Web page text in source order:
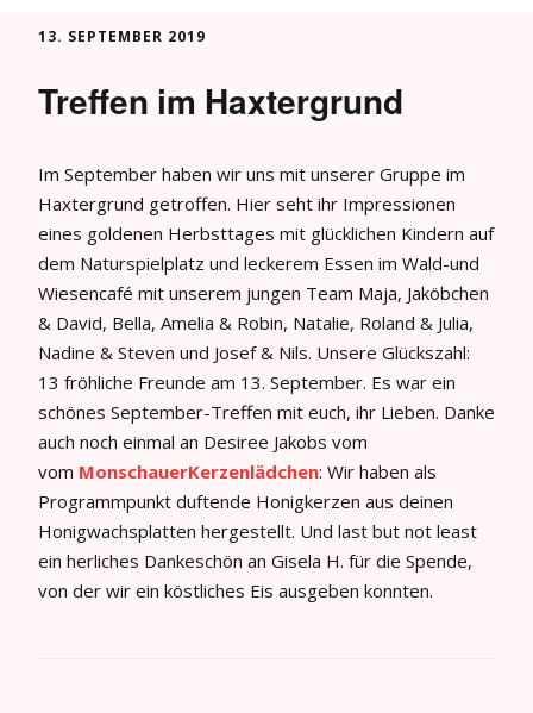
13. SEPTEMBER 2019
Treffen im Haxtergrund
Im September haben wir uns mit unserer Gruppe im
Haxtergrund getroffen. Hier seht ihr Impressionen
eines goldenen Herbsttages mit glücklichen Kindern auf
dem Naturspielplatz und leckerem Essen im Wald-und
Wiesencafé mit unserem jungen Team Maja, Jaköbchen
& David, Bella, Amelia & Robin, Natalie, Roland & Julia,
Nadine & Steven und Josef & Nils. Unsere Glückszahl:
13 fröhliche Freunde am 13. September. Es war ein
schönes September-Treffen mit euch, ihr Lieben. Danke
auch noch einmal an Desiree Jakobs vom
vom MonschauerKerzenlädchen: Wir haben als
Programmpunkt duftende Honigkerzen aus deinen
Honigwachsplatten hergestellt. Und last but not least
ein herliches Dankeschön an Gisela H. für die Spende,
von der wir ein köstliches Eis ausgeben konnten.